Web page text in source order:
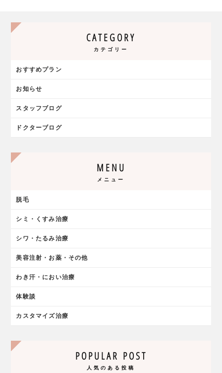
CATEGORY
カテゴリー
おすすめプラン
お知らせ
スタッフブログ
ドクターブログ
MENU
メニュー
脱毛
シミ・くすみ治療
シワ・たるみ治療
美容注射・お薬・その他
わき汗・におい治療
体験談
カスタマイズ治療
POPULAR POST
人気のある投稿